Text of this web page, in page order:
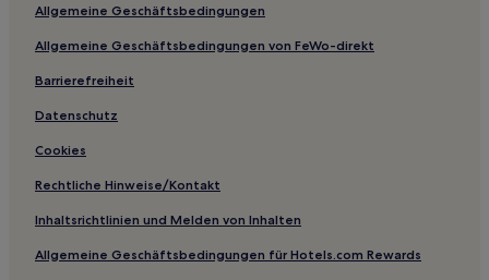
Allgemeine Geschäftsbedingungen
Allgemeine Geschäftsbedingungen von FeWo-direkt
Barrierefreiheit
Datenschutz
Cookies
Rechtliche Hinweise/Kontakt
Inhaltsrichtlinien und Melden von Inhalten
Allgemeine Geschäftsbedingungen für Hotels.com Rewards